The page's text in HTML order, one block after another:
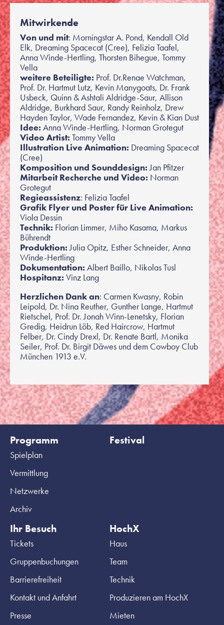
Mitwirkende
Von und mit: Morningstar A. Pond, Kendall Old
Elk, Dreaming Spacecat (Cree), Felizia Taafel,
Anna Winde-Hertling, Thorsten Bihegue, Tommy
Vella
weitere Beteiligte: Prof. Dr.Renae Watchman,
Prof. Dr. Hartmut Lutz, Kevin Manygoats, Dr. Frank
Usbeck, Quinn & Ashtali Aldridge-Saur, Allison
Aldridge, Burkhard Saur, Randy Reinholz, Drew
Hayden Taylor, Wade Fernandez, Kevin & Kian Dust
Idee: Anna Winde-Hertling, Norman Grotegut
Video Artist: Tommy Vella
Illustration Live Animation: Dreaming Spacecat
(Cree)
Komposition und Sounddesign:Jan Pfitzer
Mitarbeit Recherche und Video: Norman
Grotegut
Regieassistenz: Felizia Taafel
Grafik Flyer und Poster für Live Animation:
Viola Dessin
Technik: Florian Limmer, Miho Kasama, Markus
Bührendt
Produktion:Julia Opitz, Esther Schneider, Anna
Winde-Hertling
Dokumentation: Albert Baillo, Nikolas Tusl
Hospitanz: Vinz Lang
Herzlichen Dank an: Carmen Kwasny, Robin
Leipold, Dr. Nina Reuther, Gunther Lange, Hartmut
Rietschel, Prof. Dr. Jonah Winn-Lenetsky, Florian
Gredig, Heidrun Löb, Red Haircrow, Hartmut
Felber, Dr. Cindy Drexl, Dr. Renate Bartl, Monika
Seiler, Prof. Dr. Birgit Däwes und dem Cowboy Club
München 1913 e.V.
Programm
Spielplan
Vermittlung
Netzwerke
Archiv
Festival
Ihr Besuch
Tickets
Gruppenbuchungen
Barrierefreiheit
Kontakt und Anfahrt
Presse
HochX
Haus
Team
Technik
Produzieren am HochX
Mieten